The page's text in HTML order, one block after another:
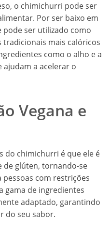
o chimichurri pode ser
Por ser baixo em
pode ser utilizado como
mais calóricos
como o alho e a
a acelerar o
Vegana e
do chimichurri é que ele é
de glúten, tornando-se
pessoas com restrições
gama de ingredientes
adaptado, garantindo
do seu sabor.